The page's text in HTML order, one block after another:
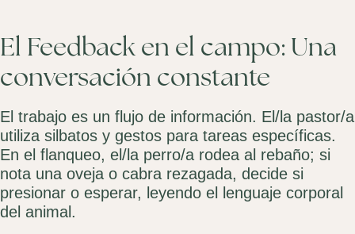
El Feedback en el campo: Una
conversación constante
El trabajo es un flujo de información. El/la pastor/a
utiliza silbatos y gestos para tareas específicas.
En el flanqueo, el/la perro/a rodea al rebaño; si
nota una oveja o cabra rezagada, decide si
presionar o esperar, leyendo el lenguaje corporal
del animal.